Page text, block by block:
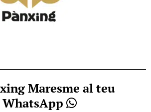
Maresme al teu
WhatsApp